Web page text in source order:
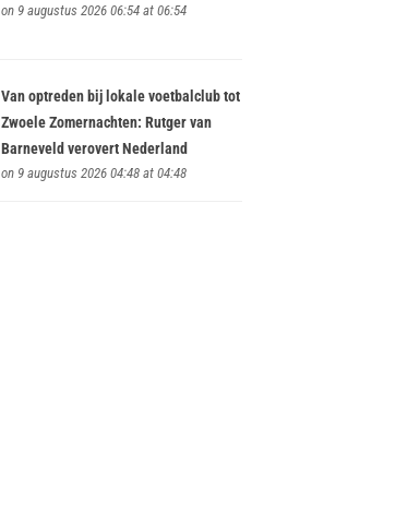
on 9 augustus 2026 06:54 at 06:54
Van optreden bij lokale voetbalclub tot
Zwoele Zomernachten: Rutger van
Barneveld verovert Nederland
on 9 augustus 2026 04:48 at 04:48